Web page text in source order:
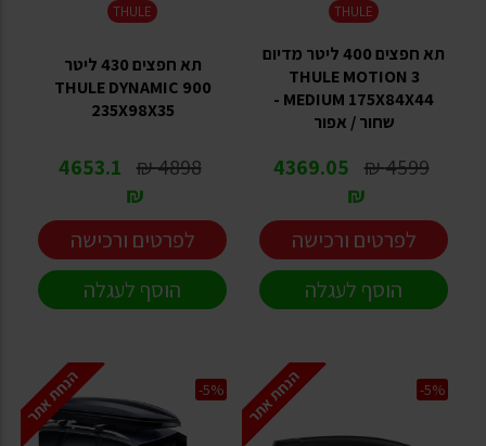
THULE
תא חפצים 400 ליטר מדיום
THULE MOTION 3
MEDIUM 175X84X44 -
שחור / אפור
4599 ₪
4369.05
₪
לפרטים ורכישה
הוסף לעגלה
THULE
תא חפצים 430 ליטר
THULE DYNAMIC 900
235X98X35
4898 ₪
4653.1
₪
לפרטים ורכישה
הוסף לעגלה
הנחת אתר -5% הנחת אתר -5%